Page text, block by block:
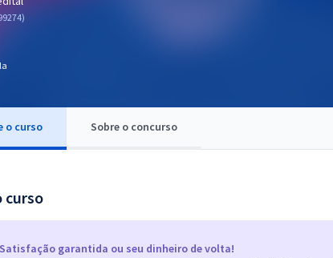
o curso Sobre o concurso
curso
Satisfação garantida ou seu dinheiro de volta!